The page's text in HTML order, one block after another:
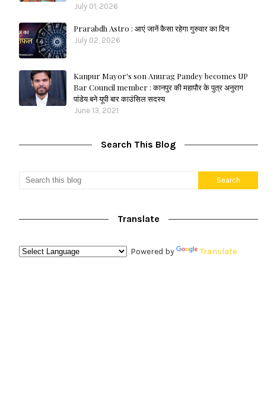
July 01, 2026
Prarabdh Astro : आएं जानें कैसा रहेगा गुरुवार का दिन
July 02, 2026
Kanpur Mayor's son Anurag Pandey becomes UP
Bar Council member : कानपुर की महापौर के पुत्र अनुराग
पांडेय बने यूपी बार काउंसिल सदस्य
June 13, 2021
Search This Blog
Translate
Powered by Translate